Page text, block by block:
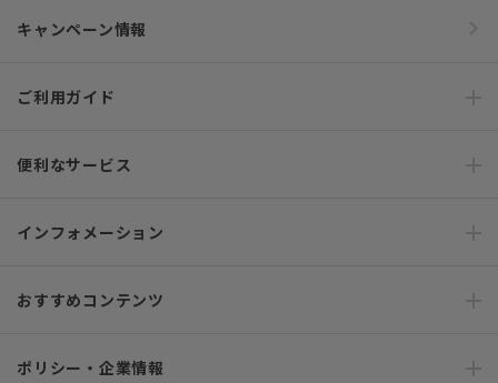
キャンペーン情報
ご利用ガイド
便利なサービス
インフォメーション
おすすめコンテンツ
ポリシー・企業情報